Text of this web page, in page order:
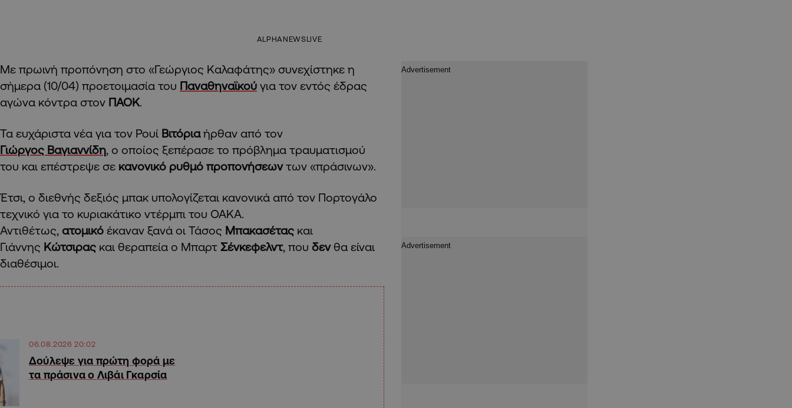
ALPHANEWSLIVE
Με πρωινή προπόνηση στο «Γεώργιος Καλαφάτης» συνεχίστηκε η
σήμερα (10/04) προετοιμασία του Παναθηναϊκού για τον εντός έδρας
αγώνα κόντρα στον ΠΑΟΚ.
Τα ευχάριστα νέα για τον Ρουί Βιτόριαήρθαν από τον
Γιώργος Βαγιαννίδη, ο οποίος ξεπέρασε το πρόβλημα τραυματισμού
του και επέστρεψε σε κανονικό ρυθμό προπονήσεωντων «πράσινων».
Έτσι, ο διεθνής δεξιός μπακ υπολογίζεται κανονικά από τον Πορτογάλο
τεχνικό για το κυριακάτικο ντέρμπι του ΟΑΚΑ.
Αντιθέτως, ατομικό έκαναν ξανά οι Τάσος Μπακασέτας και
Γιάννης Κώτσιρας και θεραπεία ο Μπαρτ Σένκεφελντ, που δενθα είναι
διαθέσιμοι.
06.08.2026 20:02
Δούλεψε για πρώτη φορά με
τα πράσινα ο Λιβάι Γκαρσία